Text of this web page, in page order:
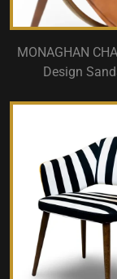
MONAGHAN
Design